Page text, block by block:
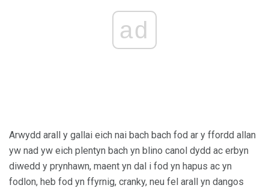
ad
Arwydd arall y gallai eich nai bach bach fod ar y ffordd allan
yw nad yw eich plentyn bach yn blino canol dydd ac erbyn
diwedd y prynhawn, maent yn dal i fod yn hapus ac yn
fodlon, heb fod yn ffyrnig, cranky, neu fel arall yn dangos